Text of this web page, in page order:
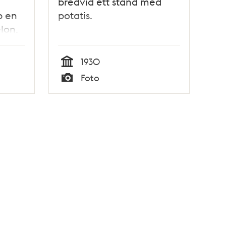
en
potatis.
Tid
1930
Typ
Foto